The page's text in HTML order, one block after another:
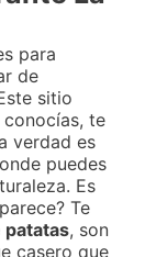
para
de
sitio
te
verdad es
puedes
Es
Te
, son
casero que